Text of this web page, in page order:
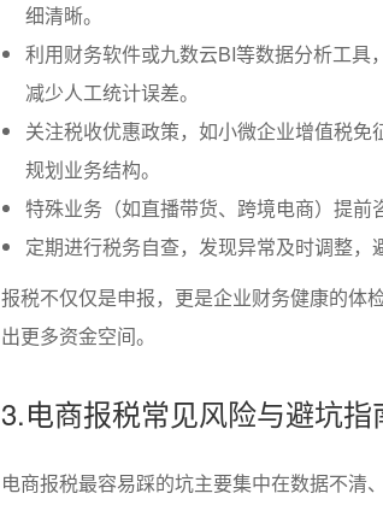
细清晰。
利用财务软件或九数云BI等数据分析工具
减少人工统计误差。
关注税收优惠政策，如小微企业增值税
规划业务结构。
特殊业务（如直播带货、跨境电商）提前
定期进行税务自查，发现异常及时调整，
报税不仅仅是申报，更是企业财务健康的体
出更多资金空间。
3.电商报税常见风险与避坑指
电商报税最容易踩的坑主要集中在数据不清